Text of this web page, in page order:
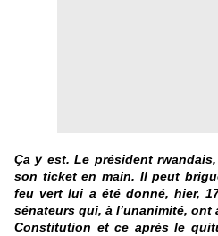
Ça y est. Le président
son ticket en main. Il peut
feu vert lui a été donné, hier,
sénateurs qui, à l’unanimité,
Constitution et ce après le